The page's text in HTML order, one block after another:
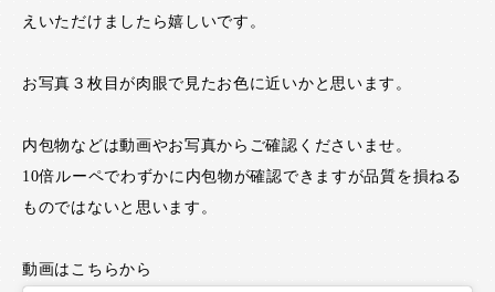
えいただけましたら嬉しいです。
お写真３枚目が肉眼で見たお色に近いかと思います。
内包物などは動画やお写真からご確認くださいませ。
10倍ルーペでわずかに内包物が確認できますが品質を損ねる
ものではないと思います。
動画はこちらから